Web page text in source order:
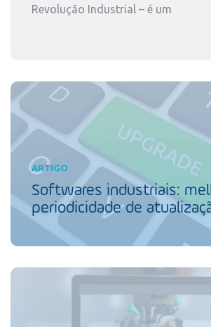
Revolução Industrial – é um
ARTIGO
Softwares industriais:
periodicidade de